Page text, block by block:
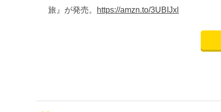
旅』が発売。
https://amzn.to/3UBIJxl